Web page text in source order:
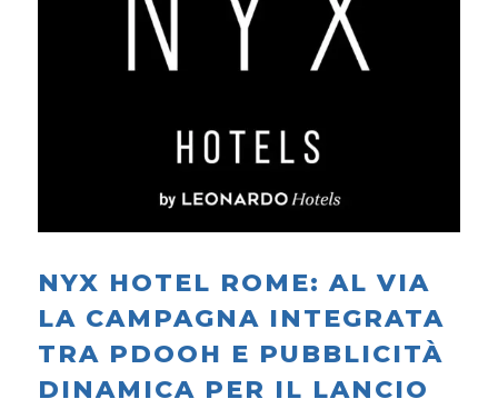
NYX HOTEL ROME: AL VIA
LA CAMPAGNA INTEGRATA
TRA PDOOH E PUBBLICITÀ
DINAMICA PER IL LANCIO